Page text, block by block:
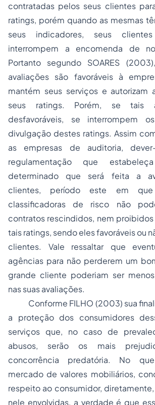
contratadas pelos seus clientes
ratings, porém quando as mesmas
seus indicadores, seus clientes
interrompem a encomenda de
Portanto segundo SOARES
avaliações são favoráveis à
mantém seus serviços e autorizam
seus ratings. Porém, se tais
desfavoráveis, se interrompem
divulgação destes ratings. Assim
as empresas de auditoria,
regulamentação que
determinado que será feita a
clientes, período este em
classificadoras de risco não
contratos rescindidos, nem
taisratings, sendo eles favoráveis ou
clientes. Vale ressaltar que
agências para não perderem um
grande cliente poderiam ser
nas suas avaliações.
Conforme FILHO (2003) sua
a proteção dos consumidores
serviços que, no caso de
abusos, serão os mais
concorrência predatória. No
mercado de valores mobiliários,
respeito ao consumidor,
nele envolvidas, a verdade é que